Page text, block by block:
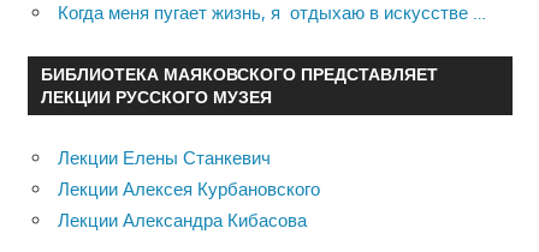
Когда меня пугает жизнь, я отдыхаю в искусстве …
БИБЛИОТЕКА МАЯКОВСКОГО ПРЕДСТАВЛЯЕТ
ЛЕКЦИИ РУССКОГО МУЗЕЯ
Лекции Елены Станкевич
Лекции Алексея Курбановского
Лекции Александра Кибасова